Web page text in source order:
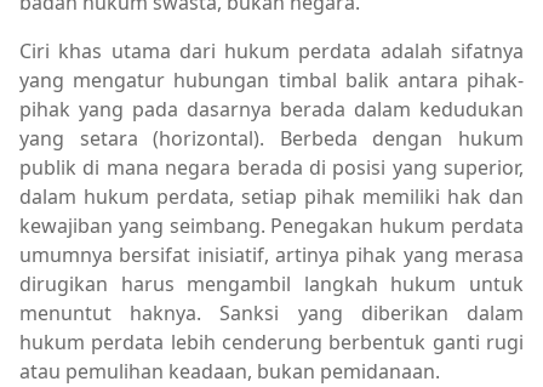
Ciri khas utama dari hukum perdata adalah sifatnya
yang mengatur hubungan timbal balik antara pihak-
pihak yang pada dasarnya berada dalam kedudukan
yang setara (horizontal). Berbeda dengan hukum
publik di mana negara berada di posisi yang superior,
dalam hukum perdata, setiap pihak memiliki hak dan
kewajiban yang seimbang. Penegakan hukum perdata
umumnya bersifat inisiatif, artinya pihak yang merasa
dirugikan harus mengambil langkah hukum untuk
menuntut haknya. Sanksi yang diberikan dalam
hukum perdata lebih cenderung berbentuk ganti rugi
atau pemulihan keadaan, bukan pemidanaan.